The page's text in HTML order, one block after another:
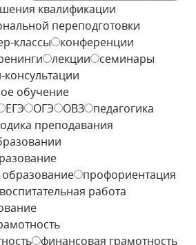
квалификации
переподготовки
классы
конференции
лекции
семинары
консультации
обучение
ЕГЭ ОГЭ ОВЗ
педагогика
преподавания
профориентация
воспитательная работа
финансовая грамотность